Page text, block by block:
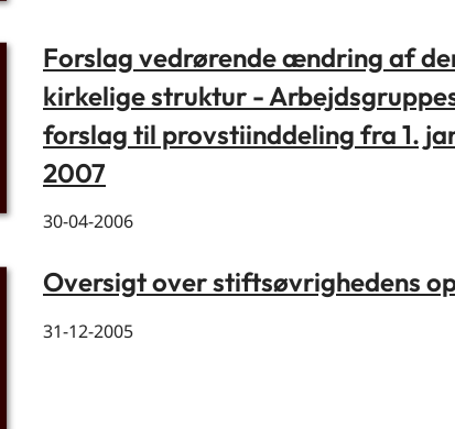
Forslag vedrørende ændring af
kirkelige struktur -
forslag til provstiinddeling fra 1.
2007
30-04-2006
Oversigt over stiftsøvrighedens
31-12-2005